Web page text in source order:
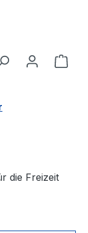
die Freizeit